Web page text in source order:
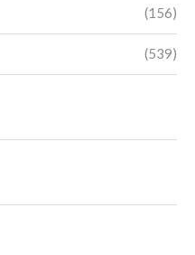
(156)
(539)